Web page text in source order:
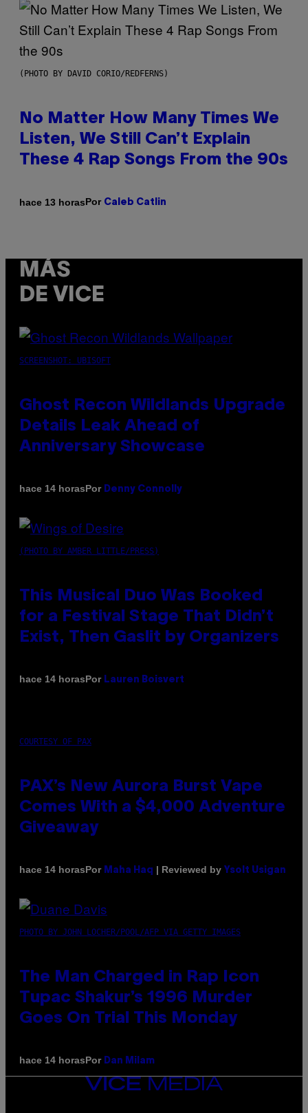
(PHOTO BY DAVID CORIO/REDFERNS)
No Matter How Many Times We
Listen, We Still Can’t Explain
These 4 Rap Songs From the 90s
hace 13 horasPor Caleb Catlin
MÁS
DE VICE
SCREENSHOT: UBISOFT
Ghost Recon Wildlands Upgrade
Details Leak Ahead of
Anniversary Showcase
hace 14 horasPor Denny Connolly
(PHOTO BY AMBER LITTLE/PRESS)
This Musical Duo Was Booked
for a Festival Stage That Didn’t
Exist, Then Gaslit by Organizers
hace 14 horasPor Lauren Boisvert
COURTESY OF PAX
PAX’s New Aurora Burst Vape
Comes With a $4,000 Adventure
Giveaway
hace 14 horasPor Maha Haq | Reviewed by Ysolt Usigan
PHOTO BY JOHN LOCHER/POOL/AFP VIA GETTY IMAGES
The Man Charged in Rap Icon
Tupac Shakur’s 1996 Murder
Goes On Trial This Monday
hace 14 horasPor Dan Milam
VICE
MEDIA